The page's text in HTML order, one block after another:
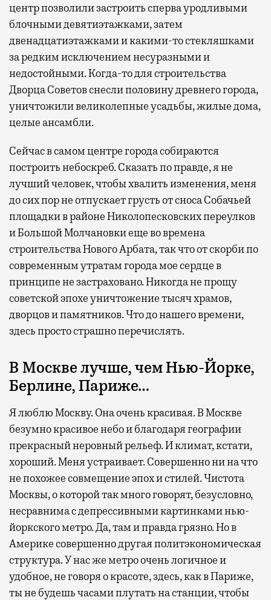
центр позволили застроить сперва уродливыми
блочными девятиэтажками, затем
двенадцатиэтажками и какими-то стекляшками
за редким исключением несуразными и
недостойными. Когда-то для строительства
Дворца Советов снесли половину древнего города,
уничтожили великолепные усадьбы, жилые дома,
целые ансамбли.
Сейчас в самом центре города собираются
построить небоскреб. Сказать по правде, я не
лучший человек, чтобы хвалить изменения, меня
до сих пор не отпускает грусть от сноса Собачьей
площадки в районе Николопесковских переулков
и Большой Молчановки еще во времена
строительства Нового Арбата, так что от скорби по
современным утратам города мое сердце в
принципе не застраховано. Никогда не прощу
советской эпохе уничтожение тысяч храмов,
дворцов и памятников. Что до нашего времени,
здесь просто страшно перечислять.
В Москве лучше, чем Нью-Йорке,
Берлине, Париже…
Я люблю Москву. Она очень красивая. В Москве
безумно красивое небо и благодаря географии
прекрасный неровный рельеф. И климат, кстати,
хороший. Меня устраивает. Совершенно ни на что
не похожее совмещение эпох и стилей. Чистота
Москвы, о которой так много говорят, безусловно,
несравнима с депрессивными картинками нью-
йоркского метро. Да, там и правда грязно. Но в
Америке совершенно другая политэкономическая
структура. У нас же метро очень логичное и
удобное, не говоря о красоте, здесь, как в Париже,
ты не будешь часами плутать на станции, чтобы